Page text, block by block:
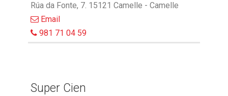
Rúa da Fonte, 7. 15121 Camelle - Camelle
Email
981 71 04 59
Super Cien